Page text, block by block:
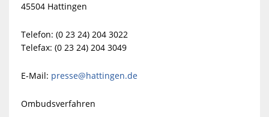
45504 Hattingen
Telefon: (0 23 24) 204 3022
Telefax: (0 23 24) 204 3049
E-Mail: presse@hattingen.de
Ombudsverfahren